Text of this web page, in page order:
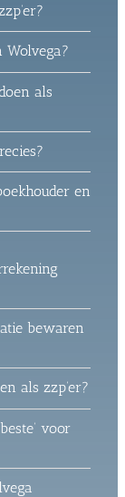
Wolvega?
als
en
bewaren
als zzp’er?
voor